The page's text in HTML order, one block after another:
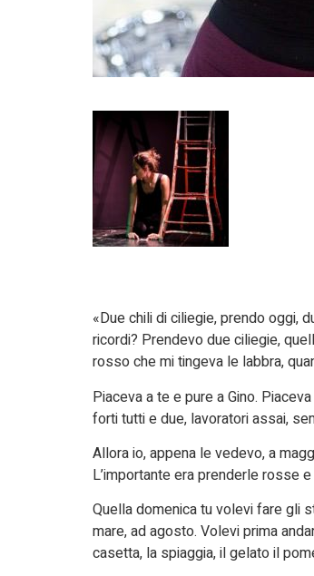
«Due chili di ciliegie, prendo oggi,
ricordi? Prendevo due ciliegie,
rosso che mi tingeva le labbra,
Piaceva a te e pure a Gino.
forti tutti e due, lavoratori assai,
Allora io, appena le vedevo, a
L’importante era prenderle rosse
Quella domenica tu volevi fare gli
mare, ad agosto. Volevi prima
casetta, la spiaggia, il gelato il